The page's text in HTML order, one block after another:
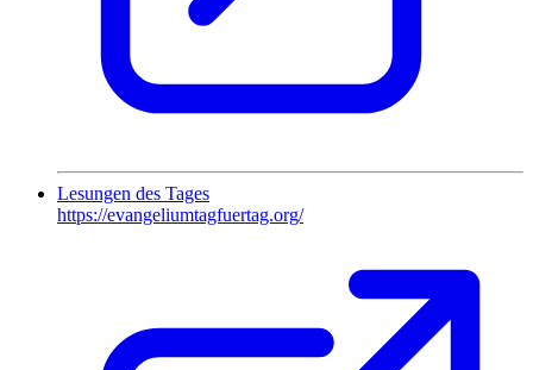
Lesungen des Tages
https://evangeliumtagfuertag.org/